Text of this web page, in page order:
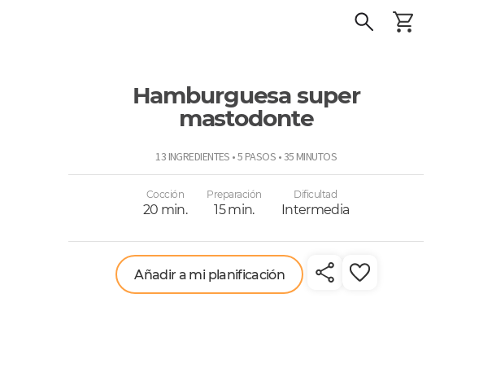
Hamburguesa super
mastodonte
13 INGREDIENTES • 5 PASOS • 35 MINUTOS
Cocción
20 min.
Preparación
15 min.
Dificultad
Intermedia
Añadir a mi planificación